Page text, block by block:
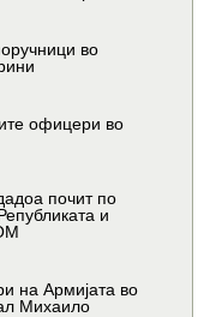
во
офицери во
почит по
и
на Армијата во
Михаило